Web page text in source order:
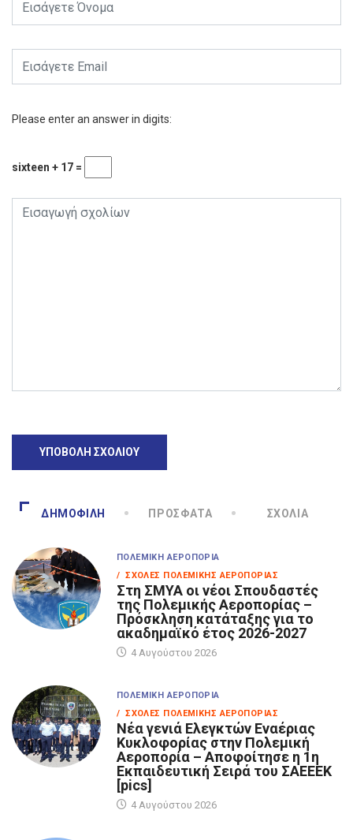
Please enter an answer in digits:
sixteen + 17 =
ΔΗΜΟΦΙΛΉ ΠΡΌΣΦΑΤΑ ΣΧΌΛΙΑ
ΠΟΛΕΜΙΚΉ ΑΕΡΟΠΟΡΊΑ
/ ΣΧΟΛΈΣ ΠΟΛΕΜΙΚΉΣ ΑΕΡΟΠΟΡΊΑΣ
Στη ΣΜΥΑ οι νέοι Σπουδαστές
της Πολεμικής Αεροπορίας –
Πρόσκληση κατάταξης για το
ακαδημαϊκό έτος 2026-2027
4 Αυγούστου 2026
ΠΟΛΕΜΙΚΉ ΑΕΡΟΠΟΡΊΑ
/ ΣΧΟΛΈΣ ΠΟΛΕΜΙΚΉΣ ΑΕΡΟΠΟΡΊΑΣ
Νέα γενιά Ελεγκτών Εναέριας
Κυκλοφορίας στην Πολεμική
Αεροπορία – Αποφοίτησε η 1η
Εκπαιδευτική Σειρά του ΣΑΕΕΕΚ
[pics]
4 Αυγούστου 2026